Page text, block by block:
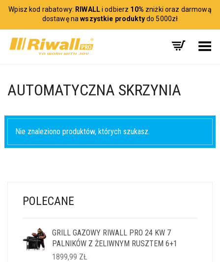
Wpisz kod rabatowy: RIWALLi odbierz 10% zniżki oraz darmową
dostawę nawszystkie produktydo 5000zł
Toggle Menu
AUTOMATYCZNA SKRZYNIA
Nie znaleziono produktów, których szukasz.
POLECANE
GRILL GAZOWY RIWALL PRO 24 KW 7
PALNIKÓW Z ŻELIWNYM RUSZTEM 6+1
1899,99 ZŁ